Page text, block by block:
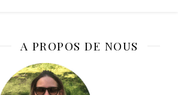
A PROPOS DE NOUS